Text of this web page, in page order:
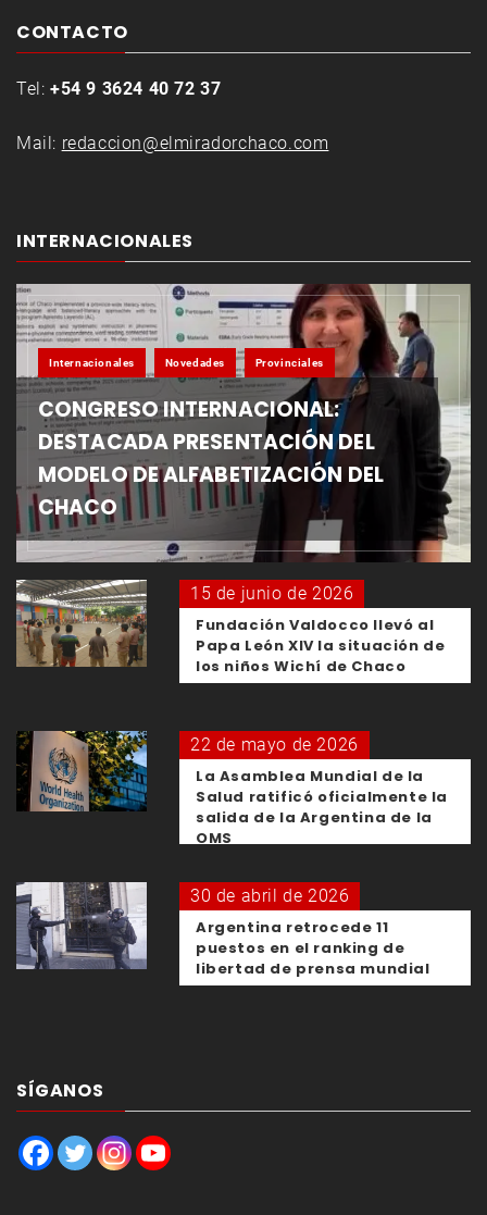
CONTACTO
Tel: +54 9 3624 40 72 37
Mail: redaccion@elmiradorchaco.com
INTERNACIONALES
Internacionales Novedades Provinciales
CONGRESO INTERNACIONAL:
DESTACADA PRESENTACIÓN DEL
MODELO DE ALFABETIZACIÓN DEL
CHACO
15 de junio de 2026
Fundación Valdocco llevó al
Papa León XIV la situación de
los niños Wichí de Chaco
22 de mayo de 2026
La Asamblea Mundial de la
Salud ratificó oficialmente la
salida de la Argentina de la
OMS
30 de abril de 2026
Argentina retrocede 11
puestos en el ranking de
libertad de prensa mundial
SÍGANOS